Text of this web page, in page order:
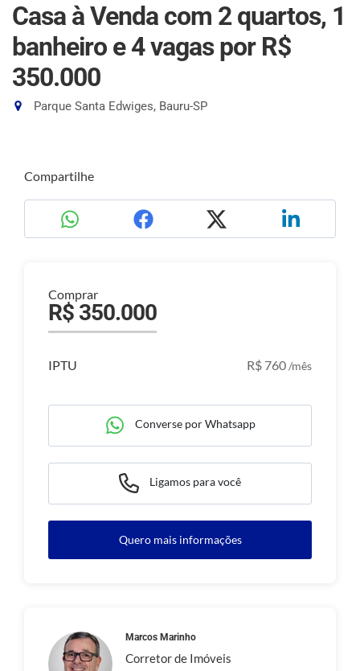
Casa à Venda com 2 quartos, 1
banheiro e 4 vagaspor R$
350.000
Parque Santa Edwiges, Bauru-SP
Compartilhe
Comprar
R$ 350.000
IPTU R$ 760/mês
Converse por Whatsapp
Ligamos para você
Quero mais informações
Marcos Marinho
Corretor de Imóveis